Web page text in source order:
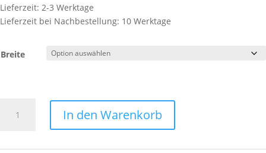
€ 16,15
Lieferzeit: 2-3 Werktage
Lieferzeit bei Nachbestellung: 10 Werktage
Breite
Doppelsatinband,
In den Warenkorb